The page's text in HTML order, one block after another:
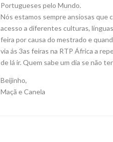
Portugueses pelo Mundo.
Nós estamos sempre ansiosas que
acesso a diferentes culturas,
feira por causa do mestrado e
via ás 3as feiras na RTP África a
de lá ir. Quem sabe um dia se não
Beijinho,
Maçã e Canela